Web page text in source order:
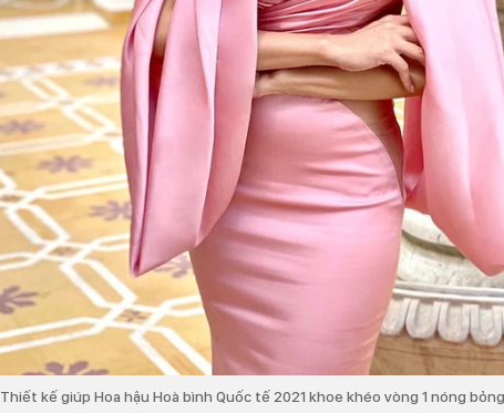
Thiết kế giúp Hoa hậu Hoà bình Quốc tế 2021 khoe khéo vòng 1 nóng bỏng